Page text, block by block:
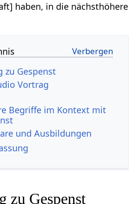
haben, in die nächsthöhere
Audio Vortrag
Begriffe im Kontext mit
und Ausbildungen